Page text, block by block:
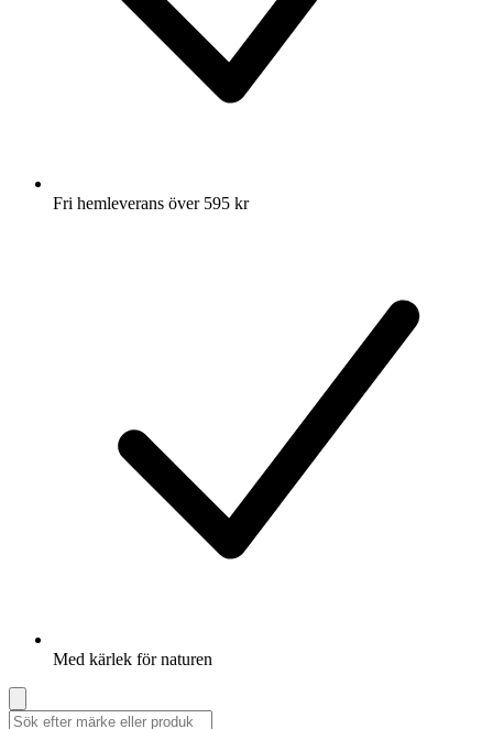
Fri hemleverans över 595 kr
Med kärlek för naturen